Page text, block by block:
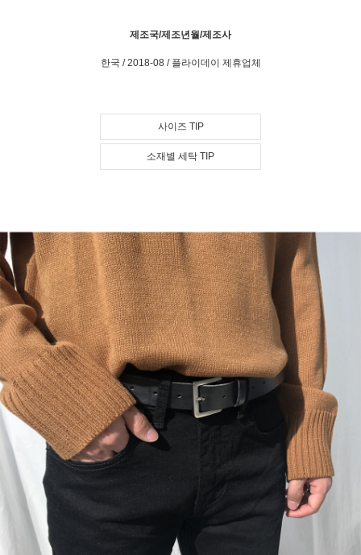
제조국/제조년월/제조사
한국 / 2018-08 / 플라이데이 제휴업체
사이즈 TIP
소재별 세탁 TIP